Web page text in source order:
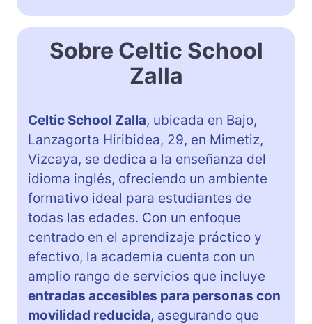
Sobre Celtic School
Zalla
Celtic School Zalla, ubicada en Bajo,
Lanzagorta Hiribidea, 29, en Mimetiz,
Vizcaya, se dedica a la enseñanza del
idioma inglés, ofreciendo un ambiente
formativo ideal para estudiantes de
todas las edades. Con un enfoque
centrado en el aprendizaje práctico y
efectivo, la academia cuenta con un
amplio rango de servicios que incluye
entradas accesibles para personas con
movilidad reducida, asegurando que